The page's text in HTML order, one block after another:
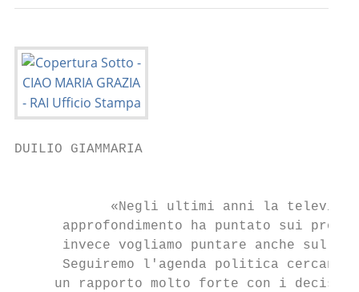
DUILIO GIAMMARIA
«Negli ultimi anni la
approfondimento ha puntato sui
invece vogliamo puntare anche sulle
Seguiremo l'agenda politica cercando
un rapporto molto forte con i